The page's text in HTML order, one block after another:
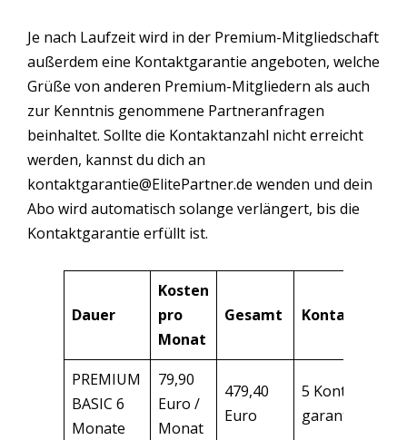
Je nach Laufzeit wird in der Premium-Mitgliedschaft
außerdem eine Kontaktgarantie angeboten, welche
Grüße von anderen Premium-Mitgliedern als auch
zur Kenntnis genommene Partneranfragen
beinhaltet. Sollte die Kontaktanzahl nicht erreicht
werden, kannst du dich an
kontaktgarantie@ElitePartner.de wenden und dein
Abo wird automatisch solange verlängert, bis die
Kontaktgarantie erfüllt ist.
Dauer
Kosten
pro
Monat
Gesamt
PREMIUM
BASIC 6
Monate
79,90
Euro /
Monat
479,40
Euro
5 Kontakte
garantiert